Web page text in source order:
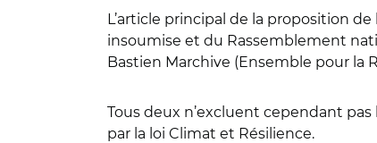
L’article principal de la proposition
insoumise et du Rassemblement
Bastien Marchive (Ensemble pour la
Tous deux n’excluent cependant
par la loi Climat et Résilience.